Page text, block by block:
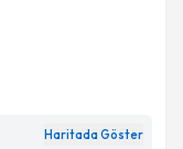
almanız
ile
Haritada Göster